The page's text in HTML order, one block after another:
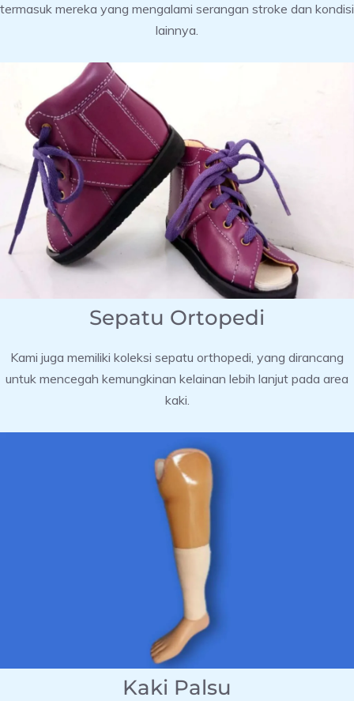
termasuk mereka yang mengalami serangan stroke dan kondisi
lainnya.
Sepatu Ortopedi
Kami juga memiliki koleksi sepatu orthopedi, yang dirancang
untuk mencegah kemungkinan kelainan lebih lanjut pada area
kaki.
Kaki Palsu